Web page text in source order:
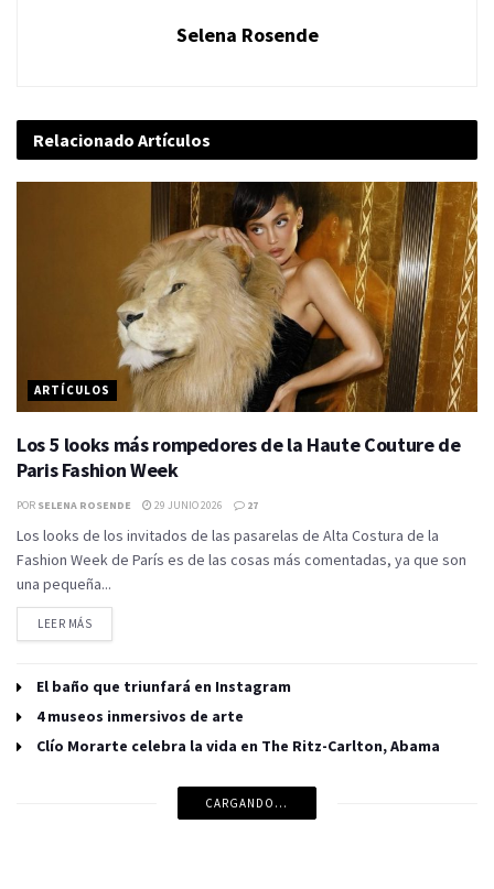
Selena Rosende
Relacionado Artículos
ARTÍCULOS
Los 5 looks más rompedores de la Haute Couture de
Paris Fashion Week
POR SELENA ROSENDE 29 JUNIO 2026 27
Los looks de los invitados de las pasarelas de Alta Costura de la
Fashion Week de París es de las cosas más comentadas, ya que son
una pequeña...
LEER MÁS
El baño que triunfará en Instagram
4 museos inmersivos de arte
Clío Morarte celebra la vida en The Ritz-Carlton, Abama
CARGANDO...